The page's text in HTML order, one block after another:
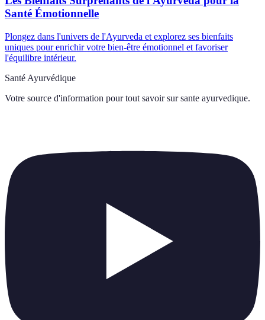
Santé Émotionnelle
Plongez dans l'univers de l'Ayurveda et explorez ses bienfaits
uniques pour enrichir votre bien-être émotionnel et favoriser
l'équilibre intérieur.
Santé Ayurvédique
Votre source d'information pour tout savoir sur sante ayurvedique.